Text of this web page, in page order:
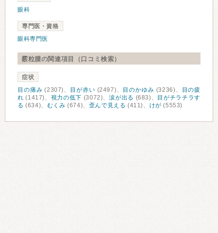
眼科
専門医・資格
眼科専門医
霰粒腫の関連項目（口コミ検索）
症状
目の痛み (2307)、 目が赤い (2497)、 目のかゆみ (3236)、
目の疲
れ (1417)、 視力の低下 (3072)、涙が出る (683)、
目がチラチラす
る (634)、 むくみ (674)、 歪んで見える (411)、 けが (5553)